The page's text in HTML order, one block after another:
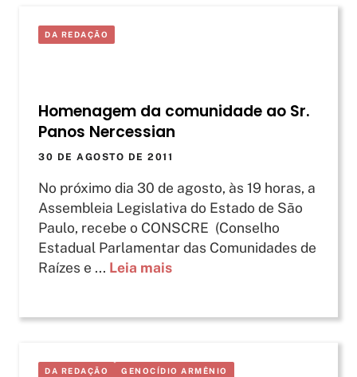
DA REDAÇÃO
Homenagem da comunidade ao Sr.
Panos Nercessian
30 DE AGOSTO DE 2011
No próximo dia 30 de agosto, às 19 horas, a
Assembleia Legislativa do Estado de São
Paulo, recebe o CONSCRE (Conselho
Estadual Parlamentar das Comunidades de
Raízes e ... Leia mais
DA REDAÇÃO GENOCÍDIO ARMÊNIO